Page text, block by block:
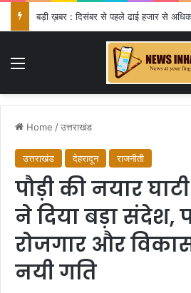
बड़ी ख़बर : दिसंबर से पहले ढाई हजार से
Menu
Home /उत्तराखंड
उत्तराखंड देहरादून राजनीती
पौड़ी की नयार
ने दिया बड़ा संदेश,
रोजगार और
नयी गति